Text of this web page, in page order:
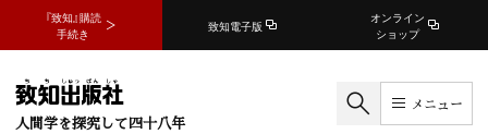
『致知』購読
手続き
致知電子版
オンライン
ショップ
人間学を探究して四十八年
メニュー